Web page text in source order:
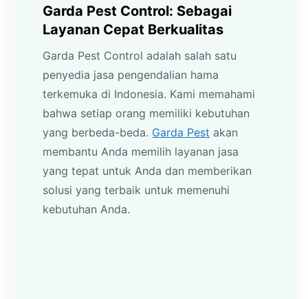
Garda Pest Control: Sebagai
Layanan Cepat Berkualitas
Garda Pest Control adalah salah satu
penyedia jasa pengendalian hama
terkemuka di Indonesia. Kami memahami
bahwa setiap orang memiliki kebutuhan
yang berbeda-beda. Garda Pest akan
membantu Anda memilih layanan jasa
yang tepat untuk Anda dan memberikan
solusi yang terbaik untuk memenuhi
kebutuhan Anda.